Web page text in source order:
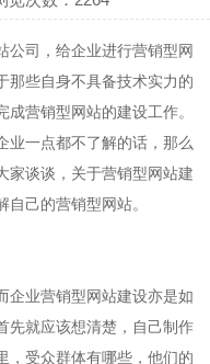
公司，给企业进行营销型网
那些自身不具备技术实力的
营销型网站的建设工作。
业一点都不了解的话，那么
家谈谈，关于营销型网站建
己的营销型网站。
企业营销型网站建设亦是如
先就应该想清楚，自己制作
，受众群体有哪些，他们的